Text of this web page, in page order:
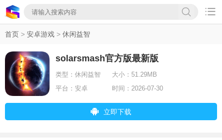

首页 > 安卓游戏 > 休闲益智
solarsmash官方版最新版
类型： 休闲益智 大小： 51.29MB
平台： 安卓 时间： 2026-07-30
立即下载